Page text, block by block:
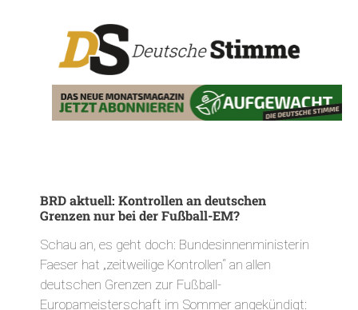
BRD aktuell: Kontrollen an deutschen
Grenzen nur bei der Fußball-EM?
Schau an, es geht doch: Bundesinnenministerin
Faeser hat „zeitweilige Kontrollen“ an allen
deutschen Grenzen zur Fußball-
Europameisterschaft im Sommer angekündigt: